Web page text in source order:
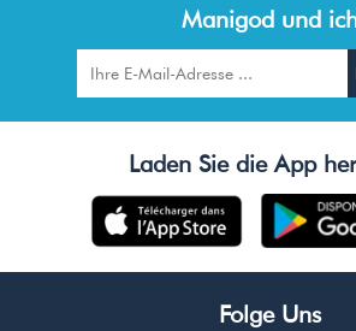
Manigod und
Folge Uns
Laden Sie die App